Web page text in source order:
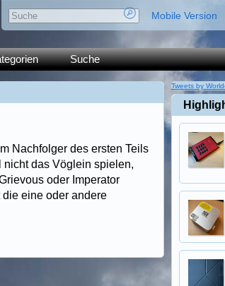
Mobile Version
Suche
Nachfolger des ersten Teils
nicht das Vöglein spielen,
oder Imperator
eine oder andere
Tweets by